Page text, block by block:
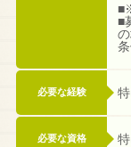
■
必要な経験
必要な資格